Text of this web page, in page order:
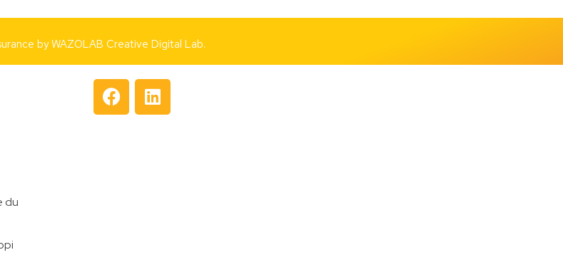
byWAZOLAB Creative Digital Lab.
du